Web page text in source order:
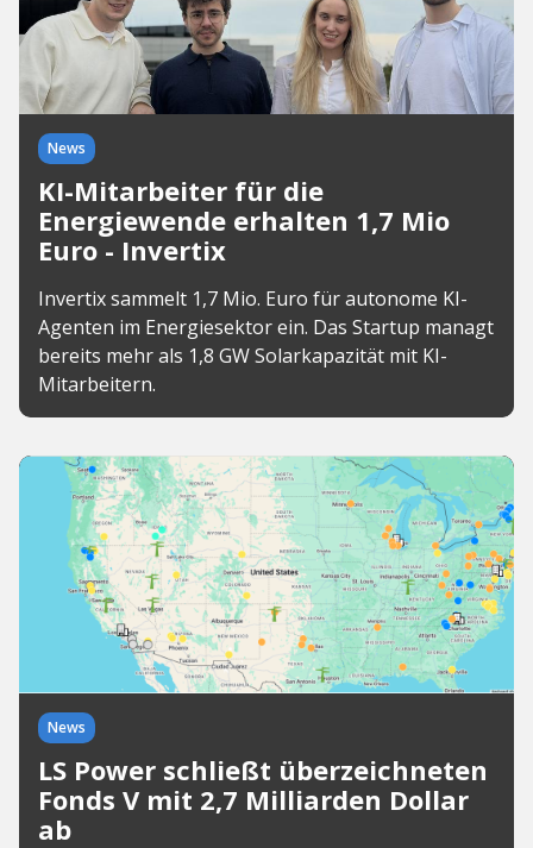
News
KI-Mitarbeiter für die
Energiewende erhalten 1,7 Mio
Euro - Invertix
Invertix sammelt 1,7 Mio. Euro für autonome KI-
Agenten im Energiesektor ein. Das Startup managt
bereits mehr als 1,8 GW Solarkapazität mit KI-
Mitarbeitern.
News
LS Power schließt überzeichneten
Fonds V mit 2,7 Milliarden Dollar
ab